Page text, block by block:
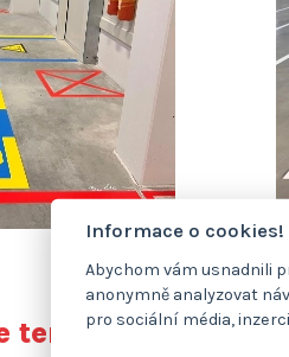
tento dotazník
Informace o cookies!
Abychom vám usnadnili
anonymně analyzovat
pro sociální média,